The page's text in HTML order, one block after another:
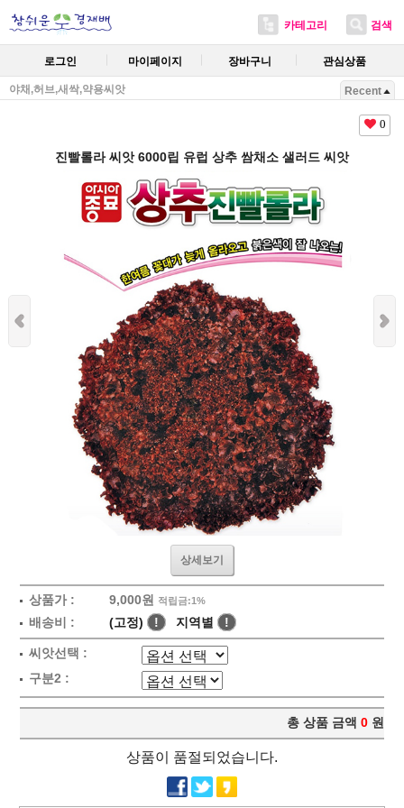
카테고리 검색
로그인 마이페이지 장바구니 관심상품
야채,허브,새싹,약용씨앗 Recent
0
진빨롤라 씨앗 6000립 유럽 상추 쌈채소 샐러드 씨앗
상세보기
상품가 : 9,000원 적립금:1%
배송비 : (고정) ! 지역별 !
씨앗선택 :
구분2 :
총 상품 금액 0 원
상품이 품절되었습니다.